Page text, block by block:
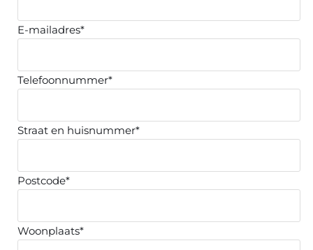
E-mailadres*
Telefoonnummer*
Straat en huisnummer*
Postcode*
Woonplaats*